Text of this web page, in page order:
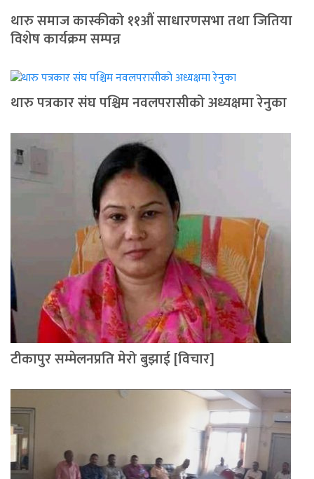
थारु समाज कास्कीको ११औं साधारणसभा तथा जितिया
विशेष कार्यक्रम सम्पन्न
थारु पत्रकार संघ पश्चिम नवलपरासीको अध्यक्षमा रेनुका
टीकापुर सम्मेलनप्रति मेरो बुझाई [विचार]